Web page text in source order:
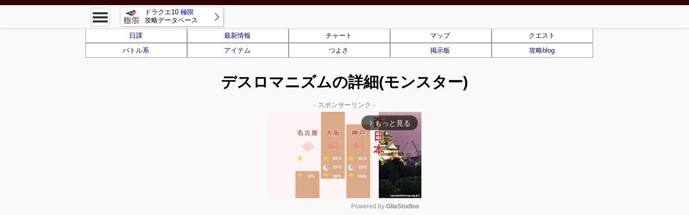
ドラクエ10 極限
攻略データベース
日課
最新情報 チャート マップ
クエスト
バトル系
アイテム つよさ 掲示板 攻略blog
デスロマニズムの詳細(モンスター)
- スポンサーリンク -
arrow_forward_ios もっと見る
Powered by GliaStudios